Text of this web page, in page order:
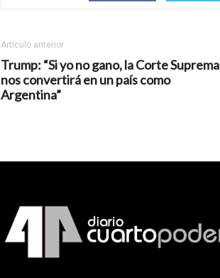
Artículo anterior
Trump: “Si yo no gano, la Corte Suprema
nos convertirá en un país como
Argentina”